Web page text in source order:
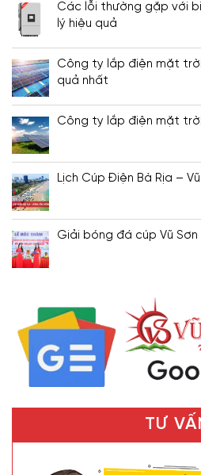
Các lỗi thường gặp với
lý hiệu quả
Công ty lắp điện mặt trời
quả nhất
Công ty lắp điện mặt
Lịch Cúp Điện Bà Rịa –
Giải bóng đá cúp Vũ
TƯ